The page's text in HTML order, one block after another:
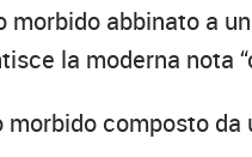
morbido abbinato a
la moderna nota
morbido composto